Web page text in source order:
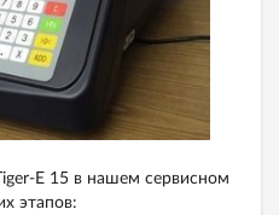
Е 15 в нашем сервисном
этапов: